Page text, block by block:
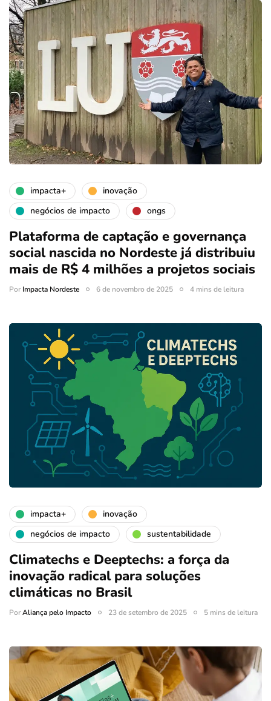
impacta+
inovação
negócios de impacto
ongs
Plataforma de captação e governança
social nascida no Nordeste já distribuiu
mais de R$ 4 milhões a projetos sociais
PorImpacta Nordeste 6 de novembro de 2025 4 mins de leitura
impacta+
inovação
negócios de impacto
sustentabilidade
Climatechs e Deeptechs: a força da
inovação radical para soluções
climáticas no Brasil
PorAliança pelo Impacto 23 de setembro de 2025 5 mins de leitura